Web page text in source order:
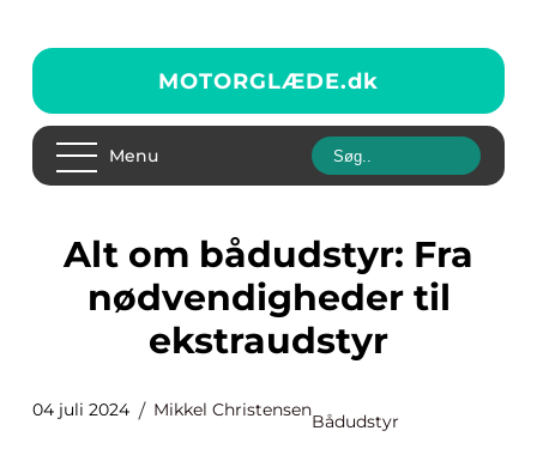
MOTORGLÆDE.dk
Menu
Alt om bådudstyr: Fra
nødvendigheder til
ekstraudstyr
04 juli 2024 Mikkel Christensen
Bådudstyr